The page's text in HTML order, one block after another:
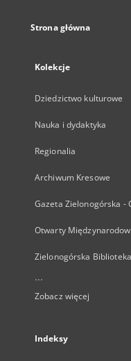
Strona główna
Kolekcje
Dziedzictwo kulturowe
Nauka i dydaktyka
Regionalia
Archiwum Kresowe
Gazeta Zielonogórska -
Otwarty
Zielonogórska
...
Zobacz więcej
Indeksy